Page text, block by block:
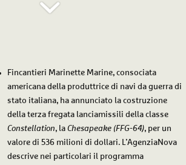
Fincantieri Marinette Marine, consociata
americana della produttrice di navi da guerra di
stato italiana, ha annunciato la costruzione
della terza fregata lanciamissili della classe
Constellation, la Chesapeake (FFG-64), per un
valore di 536 milioni di dollari. L’AgenziaNova
descrive nei particolari il programma